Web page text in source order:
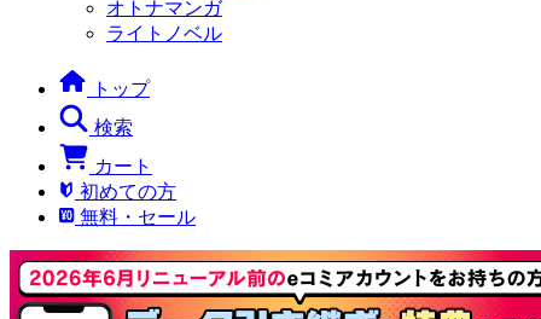
オトナマンガ
ライトノベル
トップ
検索
カート
初めての方
無料・セール